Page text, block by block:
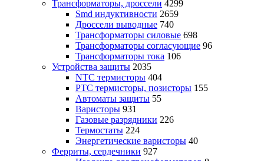
Трансформаторы, дроссели 4299
Smd индуктивности 2659
Дроссели выводные 740
Трансформаторы силовые 698
Трансформаторы согласующие 96
Трансформаторы тока 106
Устройства защиты 2035
NTC термисторы 404
PTC термисторы, позисторы 155
Автоматы защиты 55
Варисторы 931
Газовые разрядники 226
Термостаты 224
Энергетические варисторы 40
Ферриты, сердечники 927